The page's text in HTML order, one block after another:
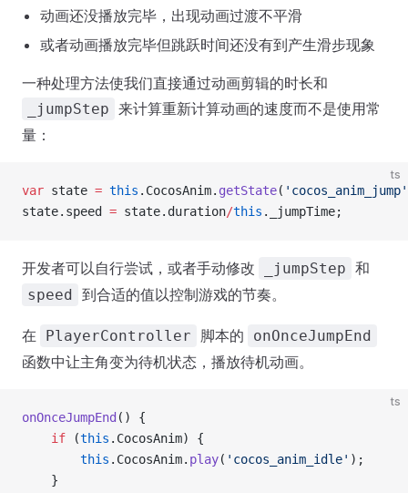
动画还没播放完毕，出现动画过渡不平滑
或者动画播放完毕但跳跃时间还没有到产生滑步现象
一种处理方法使我们直接通过动画剪辑的时长和
_jumpStep 来计算重新计算动画的速度而不是使用常
量：
ts
var state = this .CocosAnim. getState( 'cocos_anim_jump'
state.speed = state.duration/this ._jumpTime;
开发者可以自行尝试，或者手动修改 _jumpStep 和
speed 到合适的值以控制游戏的节奏。
在 PlayerController 脚本的 onOnceJumpEnd
函数中让主角变为待机状态，播放待机动画。
ts
onOnceJumpEnd () {
    if
(this .CocosAnim) {
        this
.CocosAnim. play( 'cocos_anim_idle' );
    }